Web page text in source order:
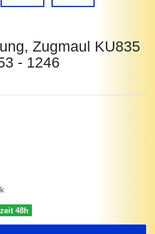
Zugmaul KU835
- 1246
48h